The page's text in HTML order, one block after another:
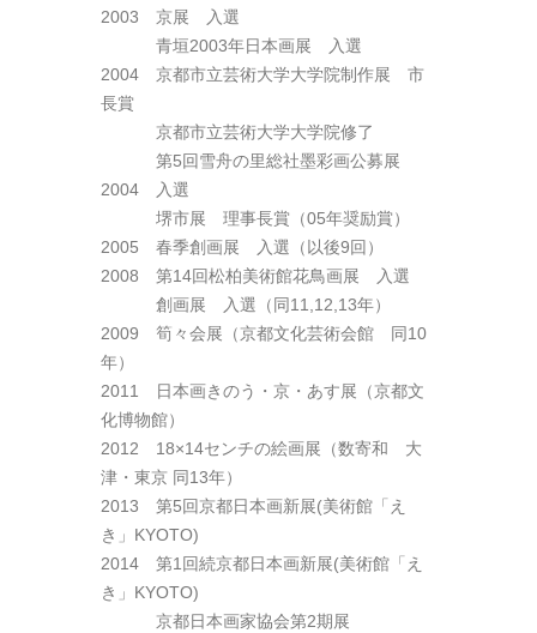
2003 京展 入選
青垣2003年日本画展 入選
2004 京都市立芸術大学大学院制作展 市
長賞
京都市立芸術大学大学院修了
第5回雪舟の里総社墨彩画公募展
2004 入選
堺市展 理事長賞（05年奨励賞）
2005 春季創画展 入選（以後9回）
2008 第14回松柏美術館花鳥画展 入選
創画展 入選（同11,12,13年）
2009 筍々会展（京都文化芸術会館 同10
年）
2011 日本画きのう・京・あす展（京都文
化博物館）
2012 18×14センチの絵画展（数寄和 大
津・東京 同13年）
2013 第5回京都日本画新展(美術館「え
き」KYOTO)
2014 第1回続京都日本画新展(美術館「え
き」KYOTO)
京都日本画家協会第2期展